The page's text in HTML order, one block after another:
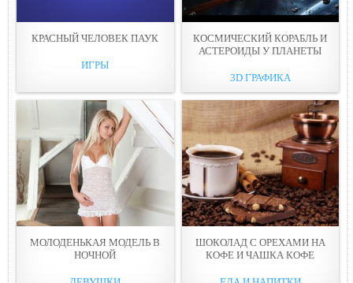
КРАСНЫЙ ЧЕЛОВЕК ПАУК
ИГРЫ
КОСМИЧЕСКИЙ КОРАБЛЬ И
АСТЕРОИДЫ У ПЛАНЕТЫ
3D ГРАФИКА
МОЛОДЕНЬКАЯ МОДЕЛЬ В
НОЧНОЙ
ШОКОЛАД С ОРЕХАМИ НА
КОФЕ И ЧАШКА КОФE